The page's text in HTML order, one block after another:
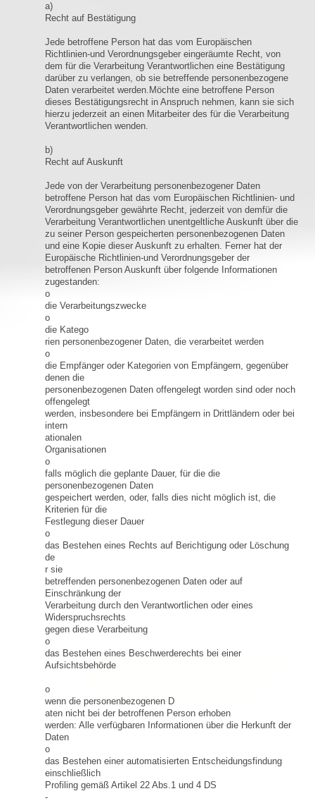
a)
Recht auf Bestätigung
Jede betroffene Person hat das vom Europäischen
Richtlinien-und Verordnungsgeber eingeräumte Recht, von
dem für die Verarbeitung Verantwortlichen eine Bestätigung
darüber zu verlangen, ob sie betreffende personenbezogene
Daten verarbeitet werden.Möchte eine betroffene Person
dieses Bestätigungsrecht in Anspruch nehmen, kann sie sich
hierzu jederzeit an einen Mitarbeiter des für die Verarbeitung
Verantwortlichen wenden.
b)
Recht auf Auskunft
Jede von der Verarbeitung personenbezogener Daten
betroffene Person hat das vom Europäischen Richtlinien- und
Verordnungsgeber gewährte Recht, jederzeit von demfür die
Verarbeitung Verantwortlichen unentgeltliche Auskunft über die
zu seiner Person gespeicherten personenbezogenen Daten
und eine Kopie dieser Auskunft zu erhalten. Ferner hat der
Europäische Richtlinien-und Verordnungsgeber der
betroffenen Person Auskunft über folgende Informationen
zugestanden:
o
die Verarbeitungszwecke
o
die Katego
rien personenbezogener Daten, die verarbeitet werden
o
die Empfänger oder Kategorien von Empfängern, gegenüber
denen die
personenbezogenen Daten offengelegt worden sind oder noch
offengelegt
werden, insbesondere bei Empfängern in Drittländern oder bei
intern
ationalen
Organisationen
o
falls möglich die geplante Dauer, für die die
personenbezogenen Daten
gespeichert werden, oder, falls dies nicht möglich ist, die
Kriterien für die
Festlegung dieser Dauer
o
das Bestehen eines Rechts auf Berichtigung oder Löschung
de
r sie
betreffenden personenbezogenen Daten oder auf
Einschränkung der
Verarbeitung durch den Verantwortlichen oder eines
Widerspruchsrechts
gegen diese Verarbeitung
o
das Bestehen eines Beschwerderechts bei einer
Aufsichtsbehörde
o
wenn die personenbezogenen D
aten nicht bei der betroffenen Person erhoben
werden: Alle verfügbaren Informationen über die Herkunft der
Daten
o
das Bestehen einer automatisierten Entscheidungsfindung
einschließlich
Profiling gemäß Artikel 22 Abs.1 und 4 DS
-